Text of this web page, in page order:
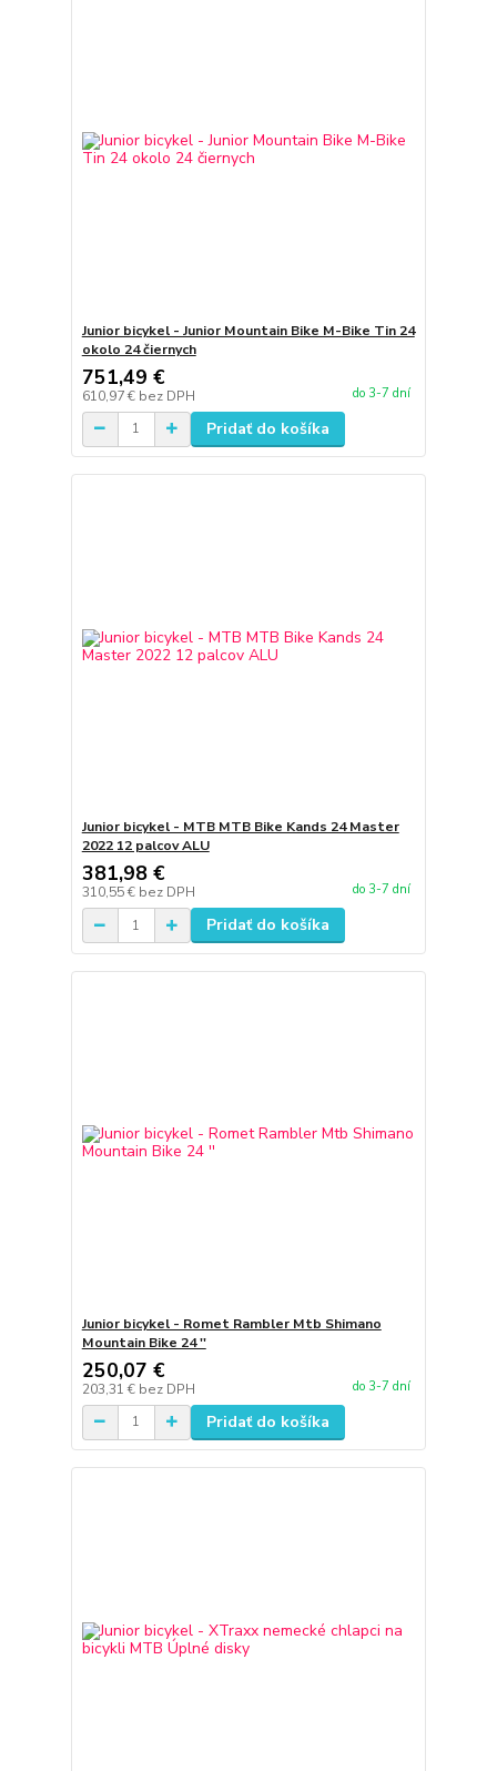
Junior bicykel - Junior Mountain Bike M-Bike Tin 24
okolo 24 čiernych
751,49 €
610,97 € bez DPH do 3-7 dní
Pridať do košíka
Junior bicykel - MTB MTB Bike Kands 24 Master
2022 12 palcov ALU
381,98 €
310,55 € bez DPH do 3-7 dní
Pridať do košíka
Junior bicykel - Romet Rambler Mtb Shimano
Mountain Bike 24 ''
250,07 €
203,31 € bez DPH do 3-7 dní
Pridať do košíka